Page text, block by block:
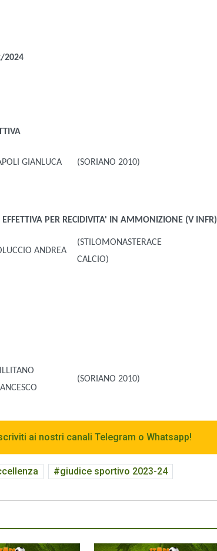
2024
GIANLUCA (SORIANO 2010)
PER RECIDIVITA' IN AMMONIZIONE (V INFR)
ANDREA
(STILOMONASTERACE
CALCIO)
(SORIANO 2010)
ai nostri canali Telegram o Whatsapp!
giudice sportivo 2023-24